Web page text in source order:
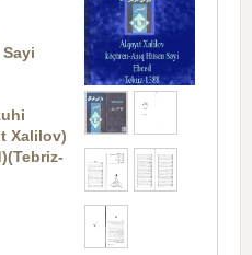
Xalilov)